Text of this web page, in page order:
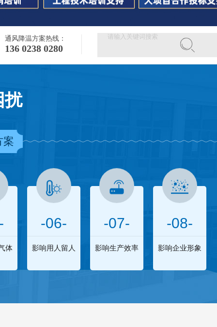
通风降温方案热线：
136 0238 0280
扰
案
体
-06-
影响用人留人
-07-
影响生产效率
-08-
影响企业形象